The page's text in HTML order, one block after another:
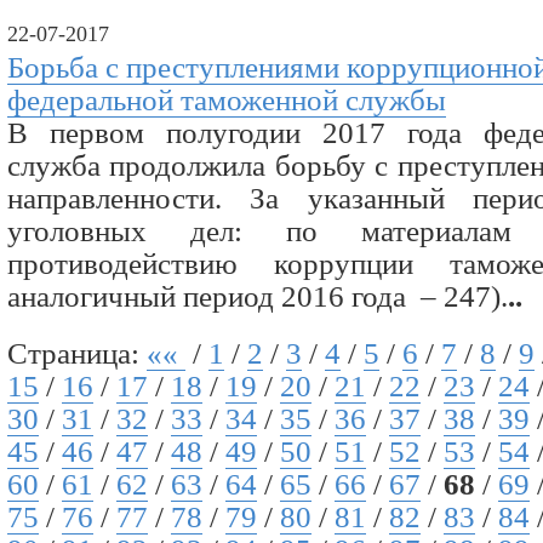
22-07-2017
Борьба с преступлениями
федеральной таможенной службы
В первом полугодии 2017 года
служба продолжила борьбу с
направленности. За указанный
уголовных дел: по материалам
противодействию коррупции
аналогичный период 2016 года – 247)...
Страница: «« / 1 / 2 / 3 / 4 / 5 / 6 / 7 / 8 / 9
15 / 16 / 17 / 18 / 19 / 20 / 21 / 22 / 23 / 24
30 / 31 / 32 / 33 / 34 / 35 / 36 / 37 / 38 / 39
45 / 46 / 47 / 48 / 49 / 50 / 51 / 52 / 53 / 54
60 / 61 / 62 / 63 / 64 / 65 / 66 / 67 / 68 / 69
75 / 76 / 77 / 78 / 79 / 80 / 81 / 82 / 83 / 84